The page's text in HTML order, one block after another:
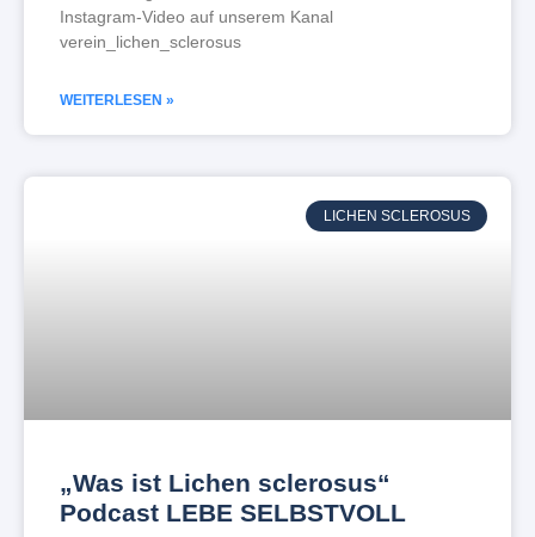
Instagram-Video auf unserem Kanal
verein_lichen_sclerosus
WEITERLESEN »
LICHEN SCLEROSUS
„Was ist Lichen sclerosus“
Podcast LEBE SELBSTVOLL